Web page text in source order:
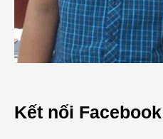
Kết nối